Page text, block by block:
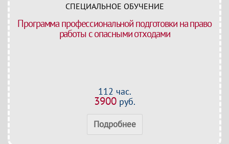
СПЕЦИАЛЬНОЕ ОБУЧЕНИЕ
Программа профессиональной подготовки на право
работы с опасными отходами
112 час.
3900руб.
Подробнее